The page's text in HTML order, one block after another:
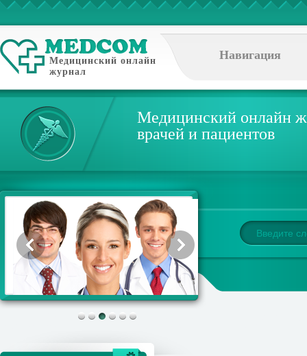
Медицинский онлайн
журнал
Навигация
Медицинский онлайн
врачей и пациентов